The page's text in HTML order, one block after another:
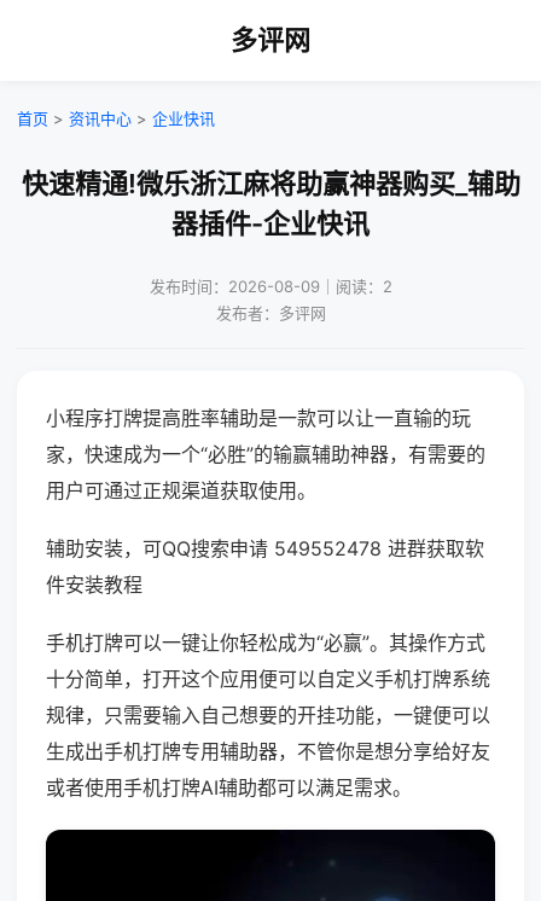
多评网
首页 > 资讯中心 > 企业快讯
快速精通!微乐浙江麻将助赢神器购买_辅助
器插件-企业快讯
发布时间：2026-08-09｜阅读：2
发布者：多评网
小程序打牌提高胜率辅助是一款可以让一直输的玩
家，快速成为一个“必胜”的输赢辅助神器，有需要的
用户可通过正规渠道获取使用。
辅助安装，可QQ搜索申请 549552478 进群获取软
件安装教程
手机打牌可以一键让你轻松成为“必赢”。其操作方式
十分简单，打开这个应用便可以自定义手机打牌系统
规律，只需要输入自己想要的开挂功能，一键便可以
生成出手机打牌专用辅助器，不管你是想分享给好友
或者使用手机打牌AI辅助都可以满足需求。